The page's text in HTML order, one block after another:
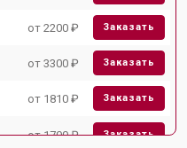
от 2200 ₽ Заказать
от 3300 ₽ Заказать
от 1810 ₽ Заказать
от 1700 ₽ Заказать